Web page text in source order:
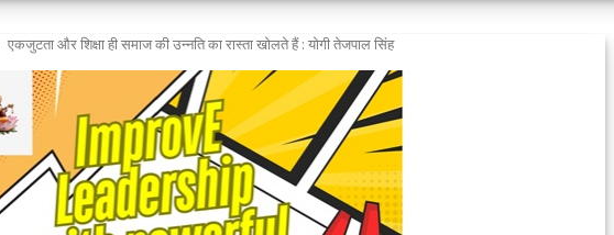
एकजुटता और शिक्षा ही समाज की उन्नति का रास्ता खोलते हैं : योगी तेजपाल सिंह